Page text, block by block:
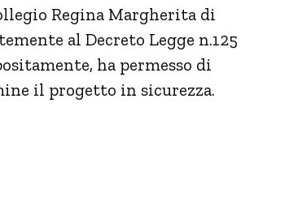
Regina Margherita di
al Decreto Legge n.125
ha permesso di
il progetto in sicurezza.